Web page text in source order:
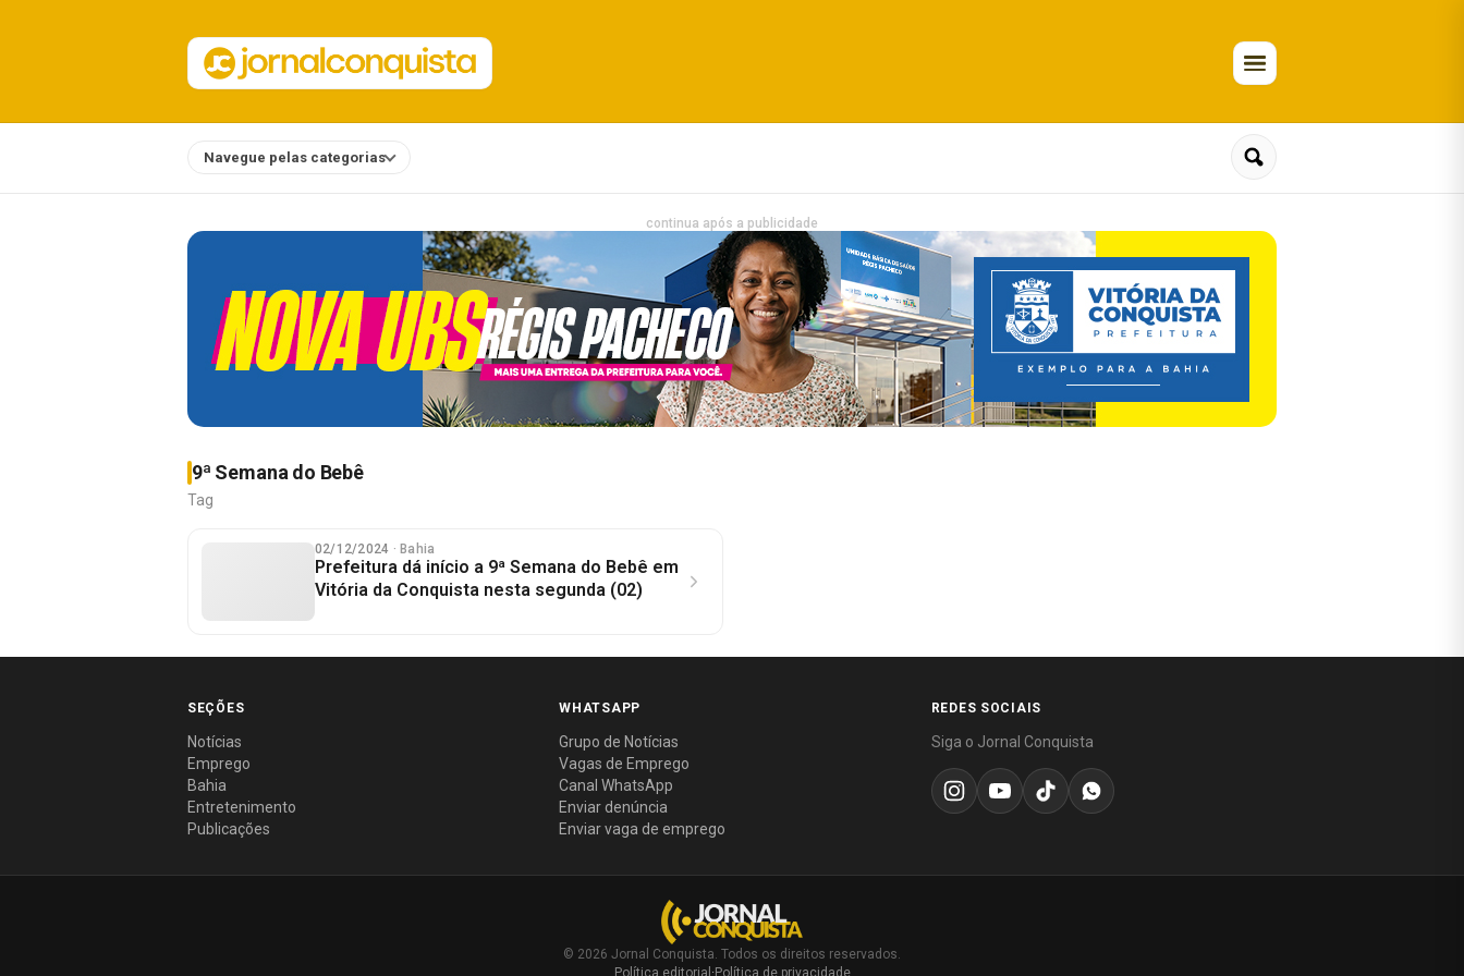
Navegue pelas categorias
continua após a publicidade
9ª Semana do Bebê
Tag
02/12/2024 · Bahia
Prefeitura dá início a 9ª Semana do Bebê em
Vitória da Conquista nesta segunda (02)
SEÇÕES
Notícias
Emprego
Bahia
Entretenimento
Publicações
WHATSAPP
Grupo de Notícias
Vagas de Emprego
Canal WhatsApp
Enviar denúncia
Enviar vaga de emprego
REDES SOCIAIS
Siga o Jornal Conquista
© 2026 Jornal Conquista. Todos os direitos reservados.
Política editorial · Política de privacidade